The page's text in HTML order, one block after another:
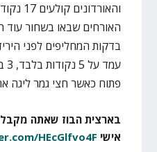
האורחים שבאו בשחור עוד
בדקות המחליפים לפני
פתוח כאשר חצי גמר ליגה
בארצית הבוז שאתה מקבל
אישי HEcGlfvo4F